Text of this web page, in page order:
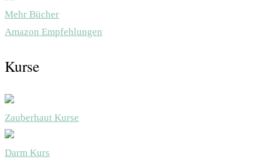
Mehr Bücher
Amazon Empfehlungen
Kurse
Zauberhaut Kurse
Darm Kurs